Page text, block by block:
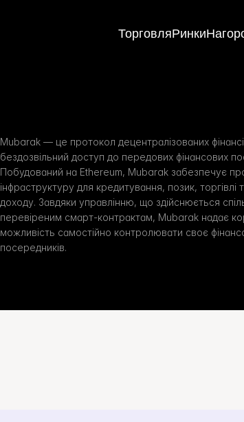
ТорговляРинки
Mubarak — це протокол децентралізованих
бездозвільний доступ до передових фінансових
Побудований на Ethereum, Mubarak забезпечує
інфраструктуру для кредитування, позик, торгівлі
доходу. Завдяки управлінню, що здійснюється
перевіреним смарт-контрактам, Mubarak надає
можливість самостійно контролювати своє
посередників.